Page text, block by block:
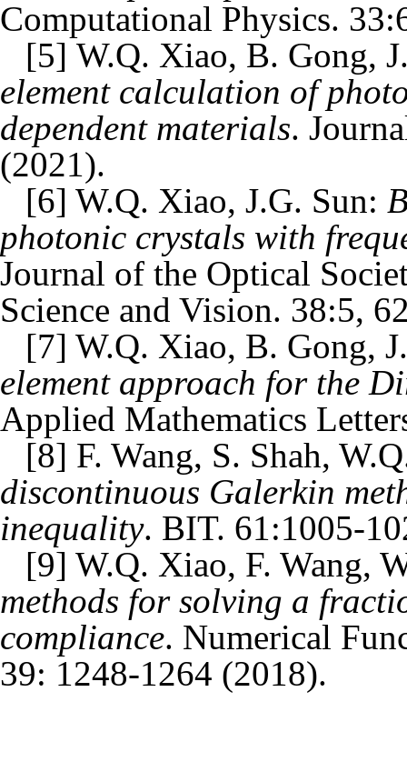
Computational Physics.
[5] W.Q. Xiao, B. Gong,
element calculation of
dependent materials.
(2021).
[6] W.Q. Xiao, J.G. Sun:
photonic crystals with
Journal of the Optical
Science and Vision. 38:5,
[7] W.Q. Xiao, B. Gong,
element approach for the
Applied Mathematics
[8] F. Wang, S. Shah,
discontinuous Galerkin
inequality. BIT. 61:1005-
[9] W.Q. Xiao, F. Wang,
methods for solving a
compliance. Numerical
39: 1248-1264 (2018).